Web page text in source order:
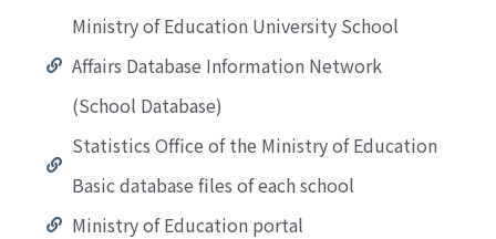
Ministry of Education University School
Affairs Database Information Network
(School Database)
Statistics Office of the Ministry of Education
Basic database files of each school
Ministry of Education portal